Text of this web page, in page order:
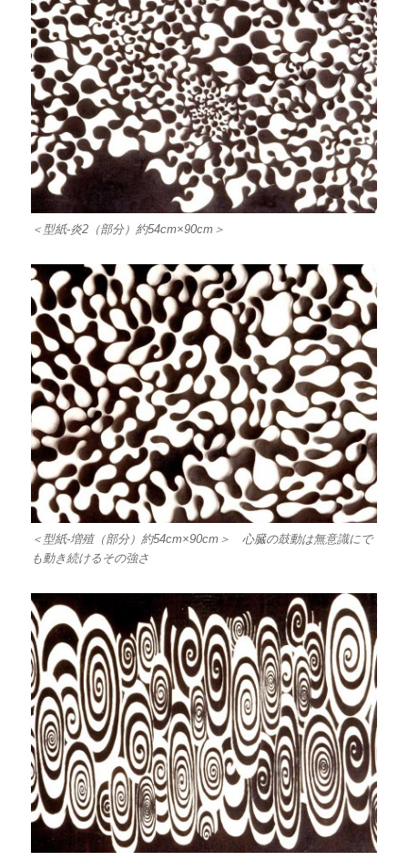
＜型紙-炎2（部分）約54cm×90cm＞
＜型紙-増殖（部分）約54cm×90cm＞ 心臓の鼓動は無意識にで
も動き続けるその強さ